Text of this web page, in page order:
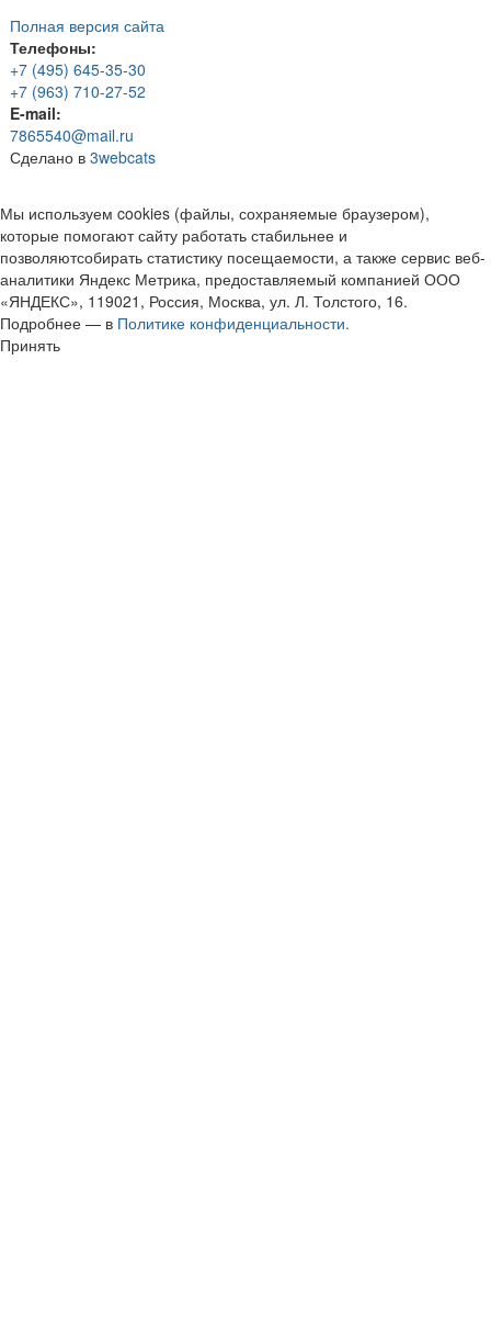
Полная версия сайта
Телефоны:
+7 (495) 645-35-30
+7 (963) 710-27-52
E-mail:
7865540@mail.ru
Сделано в 3webcats
Мы используем cookies (файлы, сохраняемые браузером),
которые помогают сайту работать стабильнее и
позволяютсобирать статистику посещаемости, а также сервис веб-
аналитики Яндекс Метрика, предоставляемый компанией ООО
«ЯНДЕКС», 119021, Россия, Москва, ул. Л. Толстого, 16.
Подробнее — в Политике конфиденциальности.
Принять